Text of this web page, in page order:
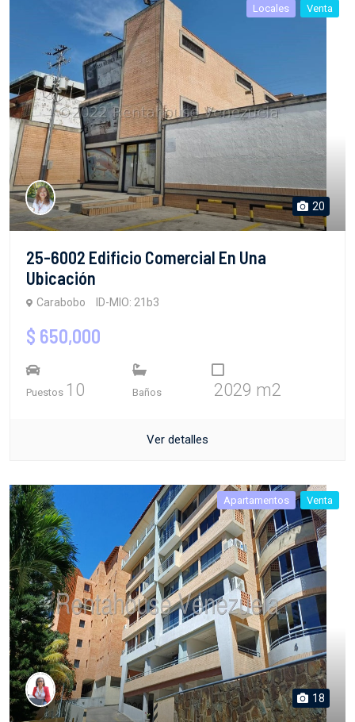
Locales Venta
20
25-6002 Edificio Comercial En Una
Ubicación
Carabobo ID-MIO: 21b3
$ 650,000
Puestos 10 Baños 2029 m2
Ver detalles
Apartamentos Venta
18